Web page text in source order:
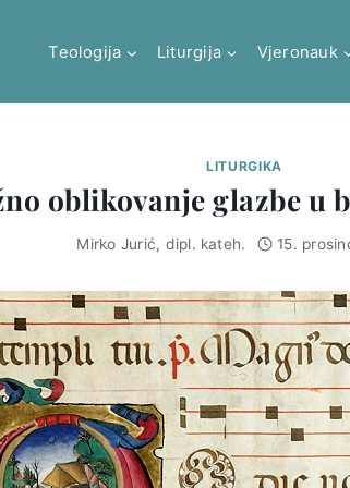
Teologija Liturgija Vjeronauk
LITURGIKA
oblikovanje glazbe u
Mirko Jurić, dipl. kateh. 15.